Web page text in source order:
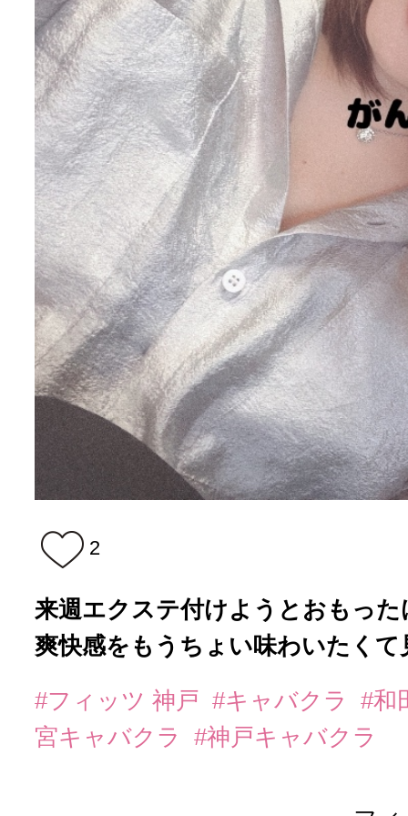
2
来週エクステ付けようとおもっ
爽快感をもうちょい味わいたくて
#フィッツ 神戸 #キャバクラ
#和
宮キャバクラ
#神戸キャバクラ